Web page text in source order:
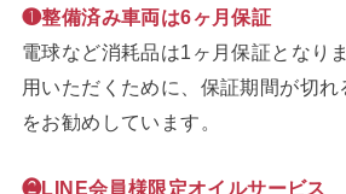
❶整備済み車両は6ヶ月保証
電球など消耗品は1ヶ月保証となり
用いただくために、保証期間が切
をお勧めしています。
❷LINE会員様限定オイルサービス